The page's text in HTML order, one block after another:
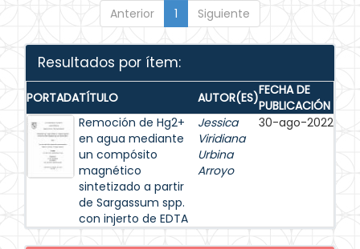
Anterior 1 Siguiente
Resultados por ítem:
PORTADATÍTULO AUTOR(ES)FECHA DE
PUBLICACIÓN
Remoción de Hg2+
en agua mediante
un compósito
magnético
sintetizado a partir
de Sargassum spp.
con injerto de EDTA
Jessica
Viridiana
Urbina
Arroyo
30-ago-2022